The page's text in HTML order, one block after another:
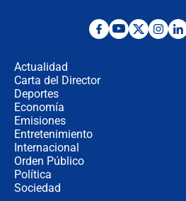
Desde
Actualidad
Carta del Director
Deportes
Economía
Emisiones
Entretenimiento
Internacional
Orden Público
Política
Sociedad